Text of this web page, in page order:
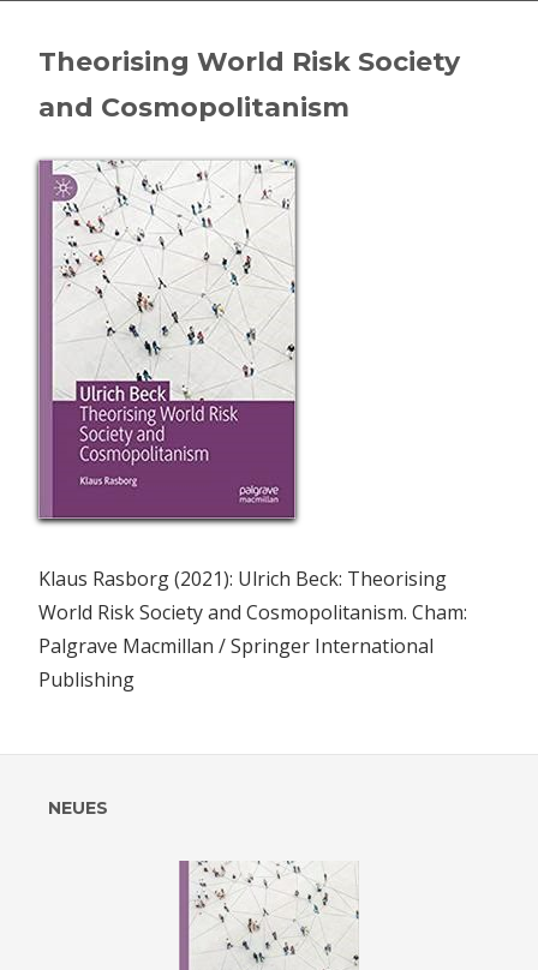
Theorising World Risk Society
and Cosmopolitanism
Klaus Rasborg (2021): Ulrich Beck: Theorising
World Risk Society and Cosmopolitanism. Cham:
Palgrave Macmillan / Springer International
Publishing
Vorheriger
Beitrag:
Phantasie und
NEUES